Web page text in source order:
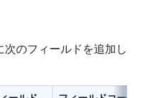
次のフィールドを追加し